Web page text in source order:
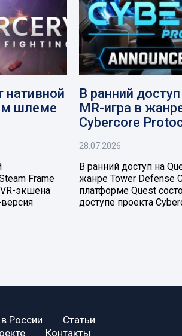
нативной
шлеме
Frame
экшена
В ранний
MR-игра в
Cybercore
28.07.2026
В ранний доступ на
жанре Tower Defense
платформе Quest
доступе проекта
России
Статьи
Контакты